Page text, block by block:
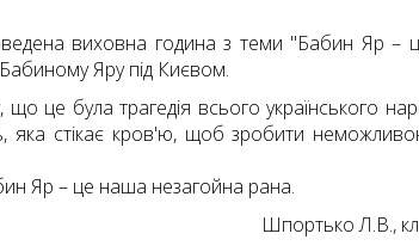
виховна година з теми "Бабин Яр –
Бабиному Яру під Києвом.
це була трагедія всього українського
стікає кров'ю, щоб зробити
Яр – це наша незагойна рана.
Шпортько Л.В.,